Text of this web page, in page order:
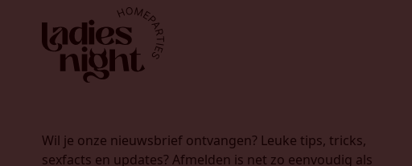
Wil je onze nieuwsbrief ontvangen? Leuke tips, tricks,
sexfacts en updates? Afmelden is net zo eenvoudig als